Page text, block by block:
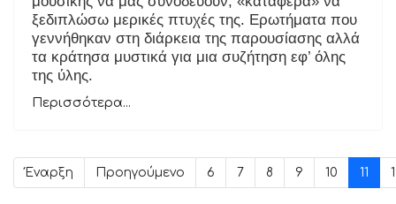
ξεδιπλώσω μερικές πτυχές της. Ερωτήματα που
γεννήθηκαν στη διάρκεια της παρουσίασης αλλά
τα κράτησα μυστικά για μια συζήτηση εφ’ όλης
της ύλης.
Περισσότερα...
Έναρξη Προηγούμενο 6 7 8 9 10 11